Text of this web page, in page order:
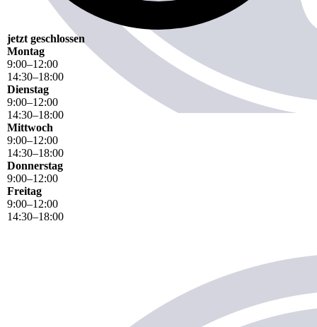
jetzt geschlossen
Montag
9:00–12:00
14:30–18:00
Dienstag
9:00–12:00
14:30–18:00
Mittwoch
9:00–12:00
14:30–18:00
Donnerstag
9:00–12:00
Freitag
9:00–12:00
14:30–18:00